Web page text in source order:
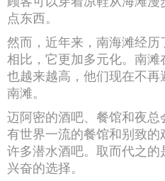
点东西。
然而，近年来，南海滩经历
相比，它更加多元化。南
也越来越高，他们现在不
南滩。
迈阿密的酒吧、餐馆和夜
有世界一流的餐馆和别致
许多潜水酒吧。取而代之的
兴奋的选择。